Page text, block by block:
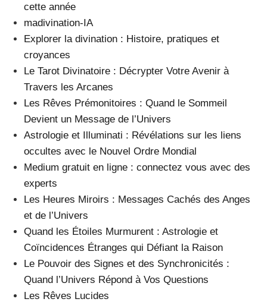
cette année
madivination-IA
Explorer la divination : Histoire, pratiques et
croyances
Le Tarot Divinatoire : Décrypter Votre Avenir à
Travers les Arcanes
Les Rêves Prémonitoires : Quand le Sommeil
Devient un Message de l’Univers
Astrologie et Illuminati : Révélations sur les liens
occultes avec le Nouvel Ordre Mondial
Medium gratuit en ligne : connectez vous avec des
experts
Les Heures Miroirs : Messages Cachés des Anges
et de l’Univers
Quand les Étoiles Murmurent : Astrologie et
Coïncidences Étranges qui Défiant la Raison
Le Pouvoir des Signes et des Synchronicités :
Quand l’Univers Répond à Vos Questions
Les Rêves Lucides